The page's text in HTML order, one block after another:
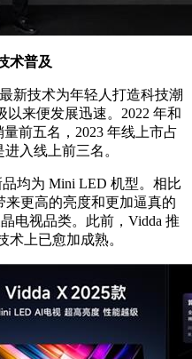
术普及
新技术为年轻人打造科技潮
以来便发展迅速。2022 年和
前五名，2023 年线上市占
入线上前三名。
均为 Mini LED 机型。相比
更高的亮度和更加逼真的
电视品类。此前，Vidda 推
术上已愈加成熟。